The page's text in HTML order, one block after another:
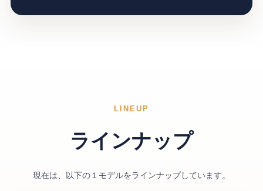
LINEUP
ラインナップ
現在は、以下の１モデルをラインナップしています。